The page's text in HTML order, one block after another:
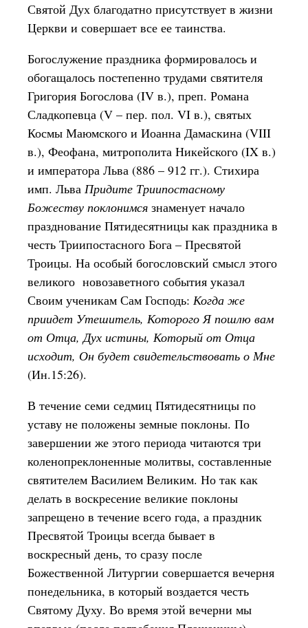
Святой Дух благодатно присутствует в жизни
Церкви и совершает все ее таинства.
Богослужение праздника формировалось и
обогащалось постепенно трудами святителя
Григория Богослова (IV в.), преп. Романа
Сладкопевца (V – пер. пол. VI в.), святых
Космы Маюмского и Иоанна Дамаскина (VIII
в.), Феофана, митрополита Никейского (IX в.)
и императора Льва (886 – 912 гг.). Стихира
имп. Льва Придите Триипостасному
Божеству поклонимся знаменует начало
празднование Пятидесятницы как праздника в
честь Триипостасного Бога – Пресвятой
Троицы. На особый богословский смысл этого
великого новозаветного события указал
Своим ученикам Сам Господь: Когда же
приидет Утешитель, Которого Я пошлю вам
от Отца, Дух истины, Который от Отца
исходит, Он будет свидетельствовать о Мне
(Ин.15:26).
В течение семи седмиц Пятидесятницы по
уставу не положены земные поклоны. По
завершении же этого периода читаются три
коленопреклоненные молитвы, составленные
святителем Василием Великим. Но так как
делать в воскресение великие поклоны
запрещено в течение всего года, а праздник
Пресвятой Троицы всегда бывает в
воскресный день, то сразу после
Божественной Литургии совершается вечерня
понедельника, в который воздается честь
Святому Духу. Во время этой вечерни мы